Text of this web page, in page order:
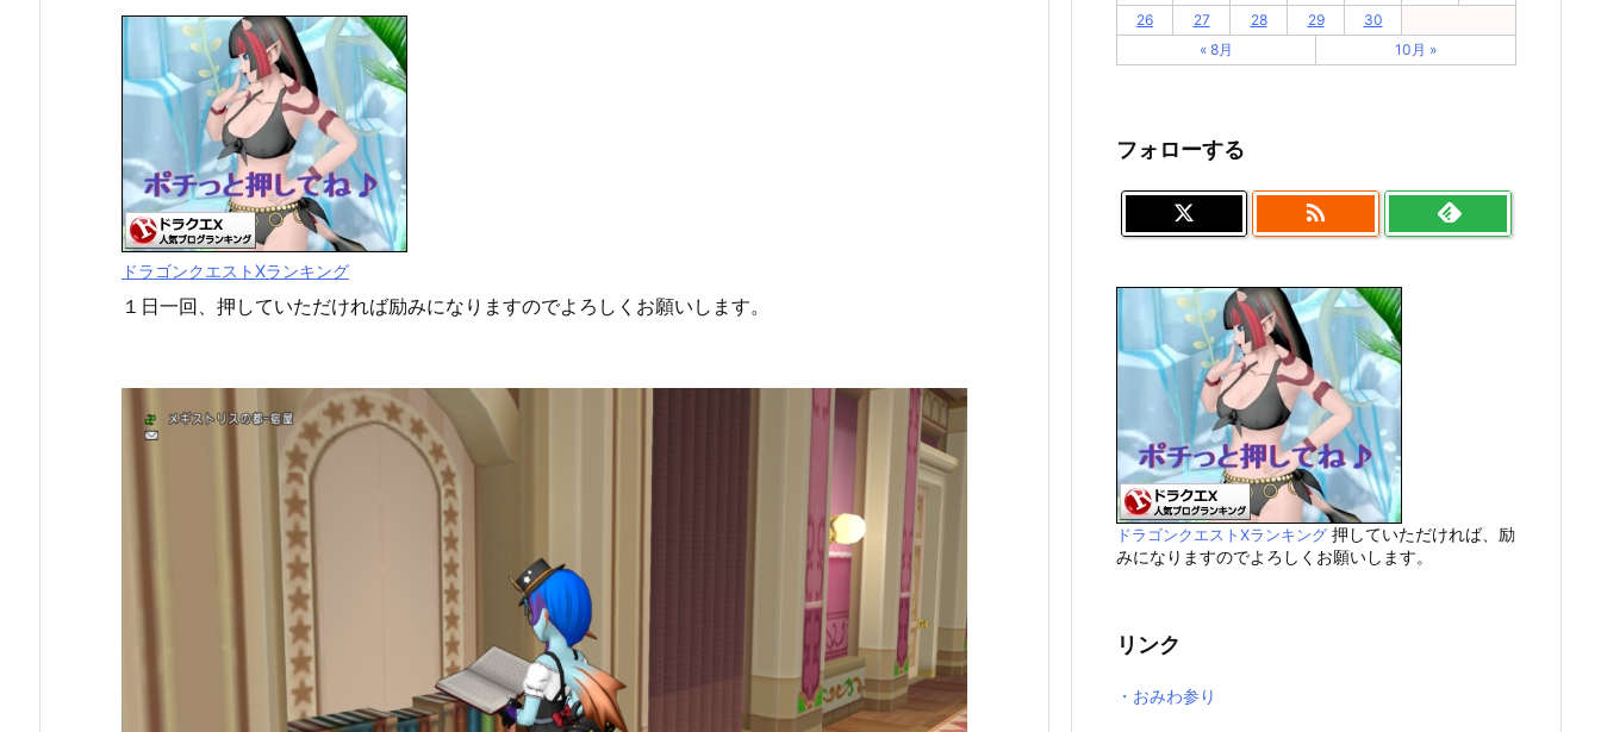
ドラゴンクエストXランキング
１日一回、押していただければ励みになりますのでよろしくお願いします。
26
27 28 29
30
« 8月
10月 »
フォローする

ドラゴンクエストXランキング 押していただければ、励
みになりますのでよろしくお願いします。
リンク
・おみわ参り